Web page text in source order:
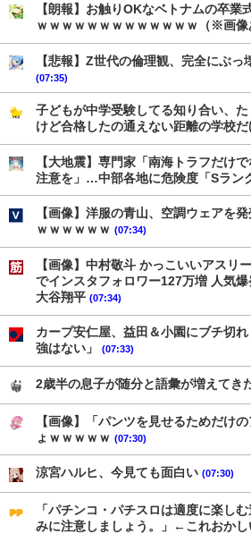
【朗報】お触りOKなベトナムの卒業
ｗｗｗｗｗｗｗｗｗｗｗｗｗ（※画像
【悲報】Z世代の倫理観、完全にぶっ
(07:35)
子どもが中学受験してる知り合い、
けど合格したの通えない距離の学校
【大地震】専門家「南海トラフだけ
注意を」…中部各地に危険度「Sラン
【画像】洋服の青山、空調ウェアを
ｗｗｗｗｗｗ (07:34)
【画像】中村敬斗 かっこいいアス
でインスタフォロワー127万増 人気
大谷翔平 (07:34)
カープ安仁屋、益田＆小園にブチ切
強はない」
(07:33)
2歳半の息子が随分と語彙が増えてき
【画像】「パンツを見せるためだけ
ょｗｗｗｗｗ (07:30)
涼宮ハルヒ、今見ても面白い (07:30)
「パチンコ・パチスロは適度に楽し
みに注意しましょう。」←これおかし